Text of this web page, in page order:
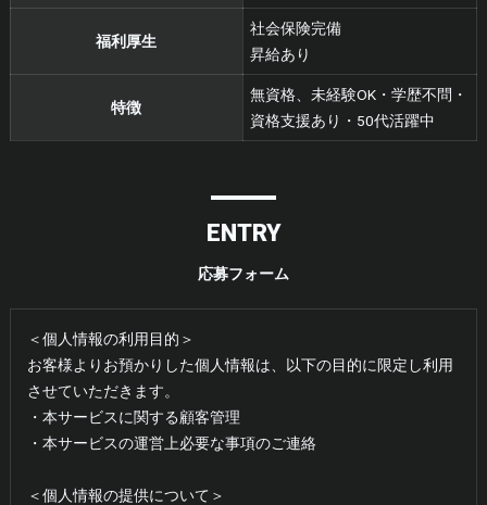
福利厚生
社会保険完備
昇給あり
特徴
無資格、未経験OK・学歴不問・
資格支援あり・50代活躍中
応募フォーム
ENTRY
＜個人情報の利用目的＞
お客様よりお預かりした個人情報は、以下の目的に限定し利用
させていただきます。
・本サービスに関する顧客管理
・本サービスの運営上必要な事項のご連絡
＜個人情報の提供について＞